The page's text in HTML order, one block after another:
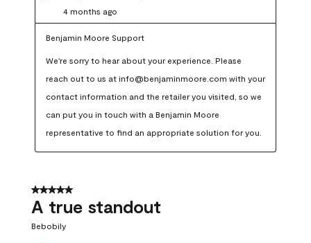
4 months ago
Benjamin Moore Support
We're sorry to hear about your experience. Please
reach out to us at info@benjaminmoore.com with your
contact information and the retailer you visited, so we
can put you in touch with a Benjamin Moore
representative to find an appropriate solution for you.
5 out of 5 stars.
A true standout
Bebobily